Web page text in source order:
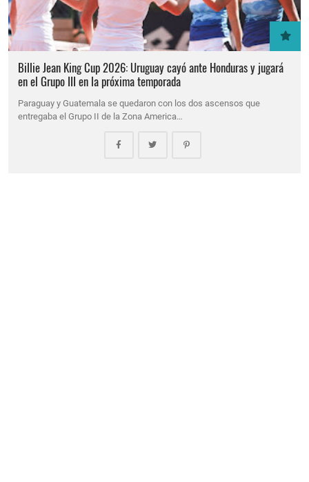
Billie Jean King Cup 2026: Uruguay cayó ante Honduras y jugará
en el Grupo III en la próxima temporada
Paraguay y Guatemala se quedaron con los dos ascensos que
entregaba el Grupo II de la Zona America…